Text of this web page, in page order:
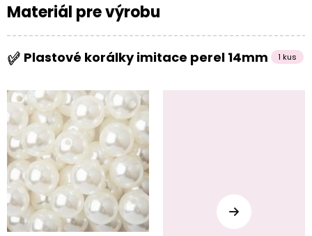
Materiál pre výrobu
Plastové korálky imitace perel 14mm 1 kus